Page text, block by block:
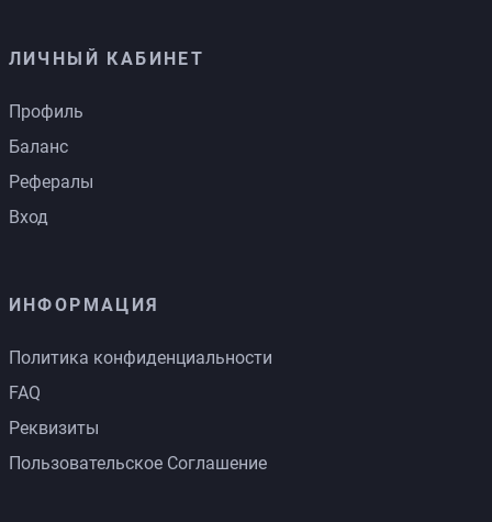
ЛИЧНЫЙ КАБИНЕТ
Профиль
Баланс
Рефералы
Вход
ИНФОРМАЦИЯ
Политика конфиденциальности
FAQ
Реквизиты
Пользовательское Соглашение